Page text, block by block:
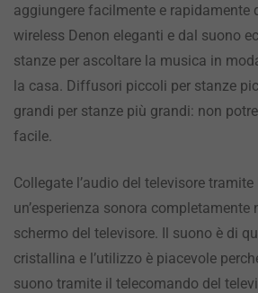
aggiungere facilmente e
wireless Denon eleganti e dal suono
stanze per ascoltare la musica in
la casa. Diffusori piccoli per stanze
grandi per stanze più grandi: non
facile.
Collegate l’audio del televisore
un’esperienza sonora
schermo del televisore. Il suono è di
cristallina e l’utilizzo è piacevole
suono tramite il telecomando del